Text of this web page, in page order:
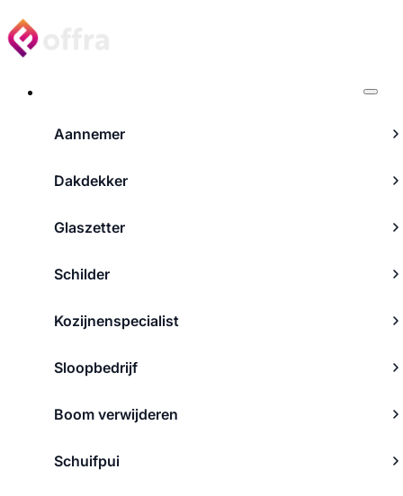
Aannemer
Dakdekker
Glaszetter
Schilder
Kozijnenspecialist
Sloopbedrijf
Boom verwijderen
Schuifpui